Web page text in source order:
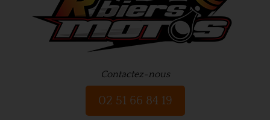
Contactez-nous
02 51 66 84 19